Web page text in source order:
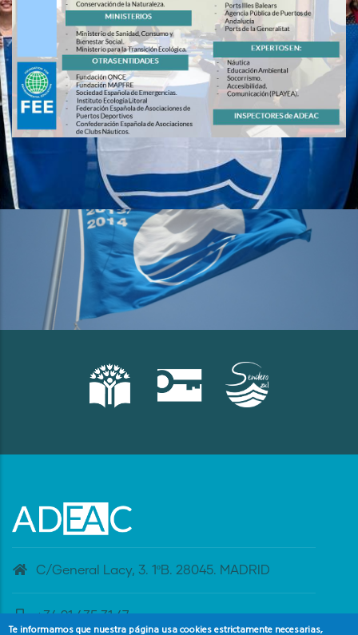
C/General Lacy, 3. 1ºB. 28045. MADRID
+34 91 435 31 47
Te informamos que nuestra página usa cookies estrictamente necesarias,